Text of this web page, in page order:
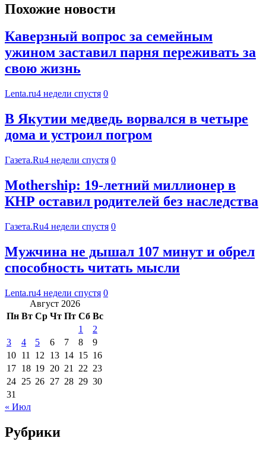
Похожие новости
Каверзный вопрос за семейным
ужином заставил парня переживать за
свою жизнь
Lenta.ru4 недели спустя 0
В Якутии медведь ворвался в четыре
дома и устроил погром
Газета.Ru4 недели спустя 0
Mothership: 19-летний миллионер в
КНР оставил родителей без наследства
Газета.Ru4 недели спустя 0
Мужчина не дышал 107 минут и обрел
способность читать мысли
Lenta.ru4 недели спустя 0
Август 2026
Пн Вт Ср Чт Пт Сб Вс
1
2
3
4 5 6 7 8
9
10 11 12 13 14 15 16
17 18 19 20 21 22 23
24 25 26 27 28 29 30
31
« Июл
Рубрики